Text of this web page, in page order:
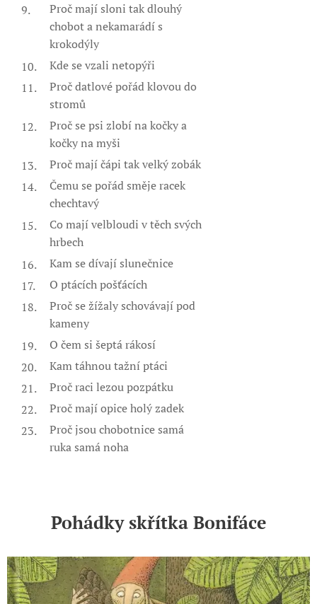
Proč mají sloni tak dlouhý
chobot a nekamarádí s
krokodýly
Kde se vzali netopýři
Proč datlové pořád klovou do
stromů
Proč se psi zlobí na kočky a
kočky na myši
Proč mají čápi tak velký zobák
Čemu se pořád směje racek
chechtavý
Co mají velbloudi v těch svých
hrbech
Kam se dívají slunečnice
O ptácích pošťácích
Proč se žížaly schovávají pod
kameny
O čem si šeptá rákosí
Kam táhnou tažní ptáci
Proč raci lezou pozpátku
Proč mají opice holý zadek
Proč jsou chobotnice samá
ruka samá noha
Pohádky skřítka Bonifáce